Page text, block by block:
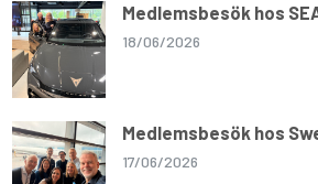
Medlemsbesök hos
18/06/2026
Medlemsbesök hos
17/06/2026